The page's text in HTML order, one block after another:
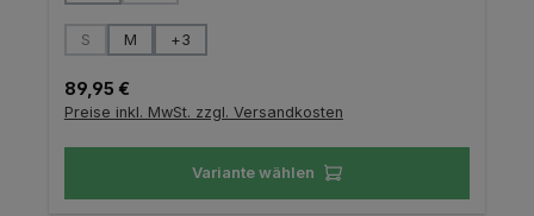
Größe auswählen
S
(Diese Option ist zurzeit nicht verfügbar.)
M +3
Regulärer Preis:
89,95 €
Preise inkl. MwSt. zzgl. Versandkosten
Variante wählen